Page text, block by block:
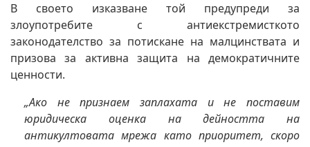
В своето изказване той предупреди за
злоупотребите с антиекстремисткото
законодателство за потискане на малцинствата и
призова за активна защита на демократичните
ценности.
„Ако не признаем заплахата и не поставим
юридическа оценка на дейността на
антикултовата мрежа като приоритет, скоро